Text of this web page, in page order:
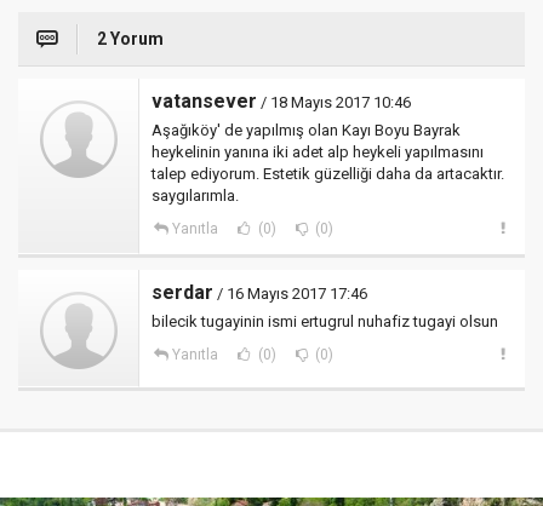
2 Yorum
vatansever / 18 Mayıs 2017 10:46
Aşağıköy' de yapılmış olan Kayı Boyu Bayrak
heykelinin yanına iki adet alp heykeli yapılmasını
talep ediyorum. Estetik güzelliği daha da artacaktır.
saygılarımla.
Yanıtla (0) (0)
serdar / 16 Mayıs 2017 17:46
bilecik tugayinin ismi ertugrul nuhafiz tugayi olsun
Yanıtla (0) (0)